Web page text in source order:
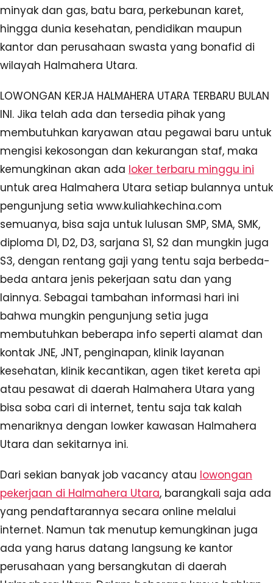
minyak dan gas, batu bara, perkebunan karet,
hingga dunia kesehatan, pendidikan maupun
kantor dan perusahaan swasta yang bonafid di
wilayah Halmahera Utara.
LOWONGAN KERJA HALMAHERA UTARA TERBARU BULAN
INI. Jika telah ada dan tersedia pihak yang
membutuhkan karyawan atau pegawai baru untuk
mengisi kekosongan dan kekurangan staf, maka
kemungkinan akan ada loker terbaru minggu ini
untuk area Halmahera Utara setiap bulannya untuk
pengunjung setia www.kuliahkechina.com
semuanya, bisa saja untuk lulusan SMP, SMA, SMK,
diploma D1, D2, D3, sarjana S1, S2 dan mungkin juga
S3, dengan rentang gaji yang tentu saja berbeda-
beda antara jenis pekerjaan satu dan yang
lainnya. Sebagai tambahan informasi hari ini
bahwa mungkin pengunjung setia juga
membutuhkan beberapa info seperti alamat dan
kontak JNE, JNT, penginapan, klinik layanan
kesehatan, klinik kecantikan, agen tiket kereta api
atau pesawat di daerah Halmahera Utara yang
bisa soba cari di internet, tentu saja tak kalah
menariknya dengan lowker kawasan Halmahera
Utara dan sekitarnya ini.
Dari sekian banyak job vacancy atau lowongan
pekerjaan di Halmahera Utara, barangkali saja ada
yang pendaftarannya secara online melalui
internet. Namun tak menutup kemungkinan juga
ada yang harus datang langsung ke kantor
perusahaan yang bersangkutan di daerah